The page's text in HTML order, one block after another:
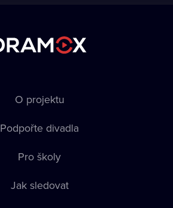
O projektu
Podpořte divadla
Pro školy
Jak sledovat